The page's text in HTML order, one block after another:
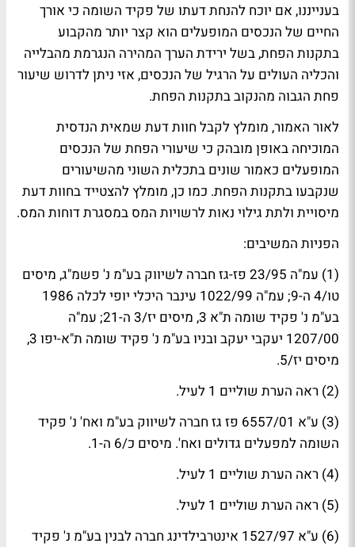
בענייננו, אם יוכח להנחת דעתו של פקיד השומה כי אורך
החיים של הנכסים המופעלים הוא קצר יותר מהקבוע
בתקנות הפחת, בשל ירידת הערך המהירה הנגרמת מהבלייה
והכליה העולים על הרגיל של הנכסים, אזי ניתן לדרוש שיעור
פחת הגבוה מהנקוב בתקנות הפחת.
לאור האמור, מומלץ לקבל חוות דעת שמאית הנדסית
המוכיחה באופן מובהק כי שיעורי הפחת של הנכסים
המופעלים כאמור שונים בתכלית השוני מהשיעורים
שנקבעו בתקנות הפחת. כמו כן, מומלץ להצטייד בחוות דעת
מיסויית ולתת גילוי נאות לרשויות המס במסגרת דוחות המס.
הפניות המשיבים:
(1) עמ"ה 23/95 פז-גז חברה לשיווק בע"מ נ' פשמ"ג, מיסים
טו/4 ה-9; עמ"ה 1022/99 עינבר היכלי יופי לכלה 1986
בע"מ נ' פקיד שומה ת"א 3, מיסים יז/3 ה-21; עמ"ה
1207/00 יעקבי יעקב ובניו בע"מ נ' פקיד שומה ת"א-יפו 3,
מיסים יז/5.
(2) ראה הערת שוליים 1 לעיל.
(3) ע"א 6557/01 פז גז חברה לשיווק בע"מ ואח' נ' פקיד
השומה למפעלים גדולים ואח'. מיסים כ/6 ה-1.
(4) ראה הערת שוליים 1 לעיל.
(5) ראה הערת שוליים 1 לעיל.
(6) ע"א 1527/97 אינטרבילדינג חברה לבנין בע"מ נ' פקיד